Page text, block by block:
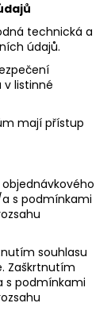
technická a
údajů.
listinné
mají přístup
s podmínkami
souhlasu
Zaškrtnutím
s podmínkami